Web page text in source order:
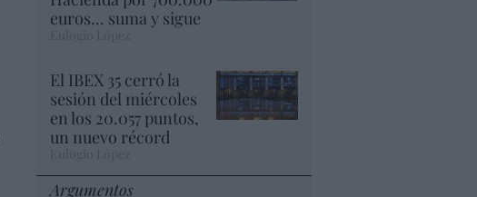
euros... suma y sigue
El IBEX 35 cerró la
sesión del miércoles
en los 20.057 puntos,
un nuevo récord
Argumentos